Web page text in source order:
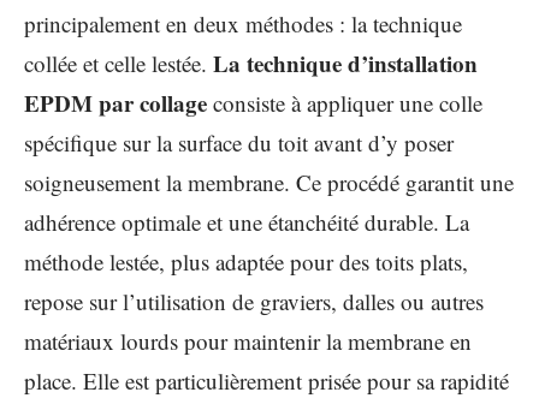
principalement en deux méthodes : la technique
collée et celle lestée. La technique d’installation
EPDM par collage consiste à appliquer une colle
spécifique sur la surface du toit avant d’y poser
soigneusement la membrane. Ce procédé garantit une
adhérence optimale et une étanchéité durable. La
méthode lestée, plus adaptée pour des toits plats,
repose sur l’utilisation de graviers, dalles ou autres
matériaux lourds pour maintenir la membrane en
place. Elle est particulièrement prisée pour sa rapidité